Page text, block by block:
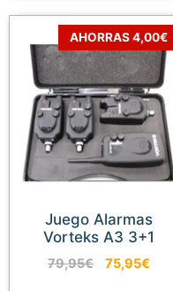
AHORRAS 4,00€
Juego Alarmas
Vorteks A3 3+1
79,95€
El
75,95€